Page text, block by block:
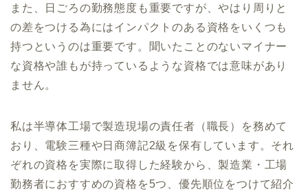
また、日ごろの勤務態度も重要ですが、やはり周りと
の差をつける為にはインパクトのある資格をいくつも
持つというのは重要です。聞いたことのないマイナー
な資格や誰もが持っているような資格では意味があり
ません。
私は半導体工場で製造現場の責任者（職長）を務めて
おり、電験三種や日商簿記2級を保有しています。それ
ぞれの資格を実際に取得した経験から、製造業・工場
勤務者におすすめの資格を5つ、優先順位をつけて紹介